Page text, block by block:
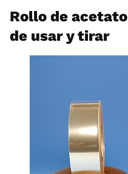
Rollo de
de usar y tirar